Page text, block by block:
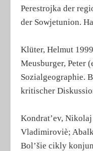
Perestrojka der
der Sowjetunion.
Klüter, Helmut
Meusburger, Peter
Sozialgeographie.
kritischer
Kondrat’ev,
Vladimiroviè;
Bol’šie cikly